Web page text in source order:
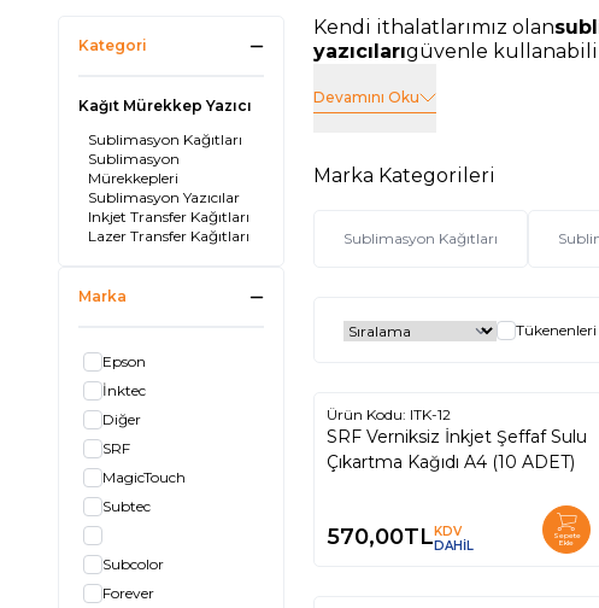
Kategori
Kağıt Mürekkep Yazıcı
Sublimasyon Kağıtları
Sublimasyon
Mürekkepleri
Sublimasyon Yazıcılar
Inkjet Transfer Kağıtları
Lazer Transfer Kağıtları
Marka
Epson
İnktec
Diğer
SRF
MagicTouch
Subtec
Subcolor
Forever
Kendi ithalatlarımız olan
yazıcılarıgüvenle
Devamını Oku
Marka Kategorileri
Sublimasyon Kağıtları
Yeni
Ürün Kodu: ITK-12
SRF Verniksiz İnkjet Şeffaf Sulu
Çıkartma Kağıdı A4 (10 ADET)
570,00TLKDV
DAHİL
Sepete
Ekle